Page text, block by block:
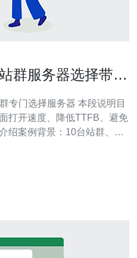
群服务器选择带来
专门选择服务器 本段说明目
打开速度、降低TTFB、避免
绍案例背景：10台站群、每